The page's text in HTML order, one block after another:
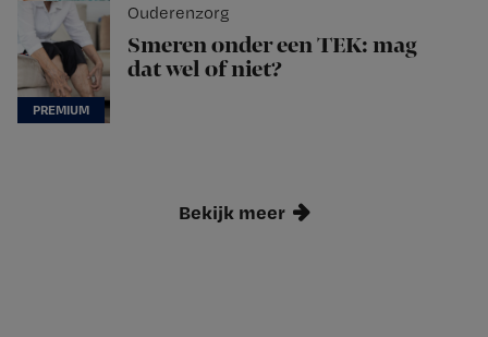
Ouderenzorg
Smeren onder een TEK: mag
dat wel of niet?
Bekijk meer